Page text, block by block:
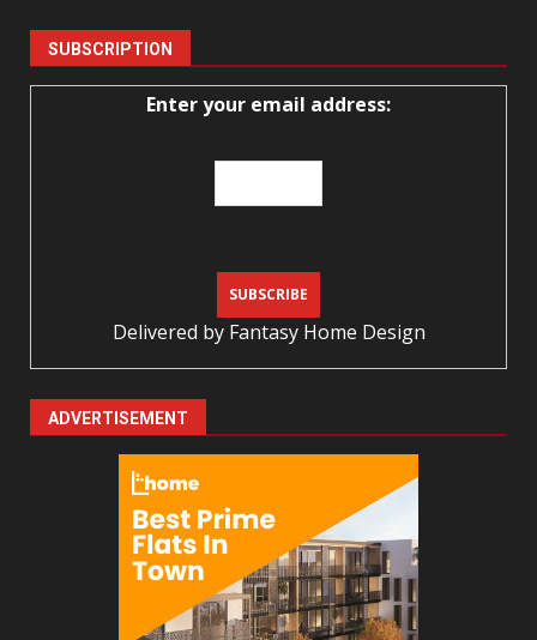
SUBSCRIPTION
Enter your email address:
Delivered by Fantasy Home Design
ADVERTISEMENT